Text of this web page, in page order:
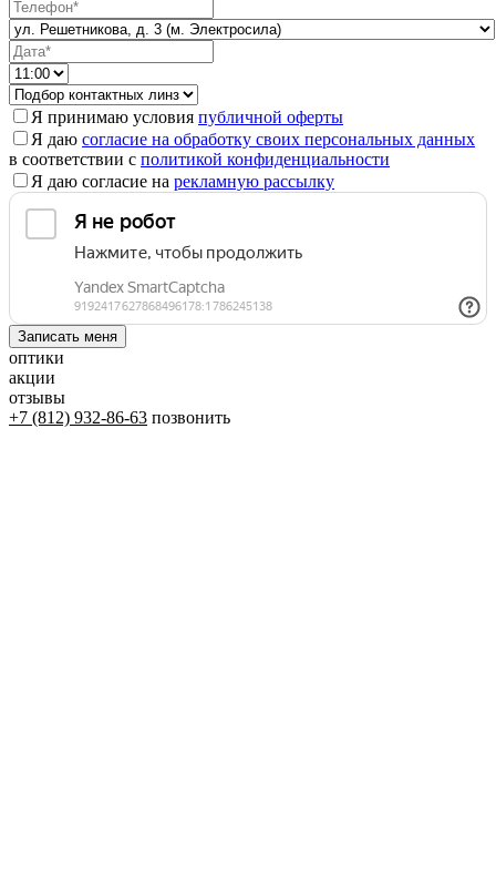
Я принимаю условия публичной оферты
Я даю согласие на обработку своих персональных данных
в соответствии с политикой конфиденциальности
Я даю согласие на рекламную рассылку
оптики
акции
отзывы
+7 (812) 932-86-63 позвонить